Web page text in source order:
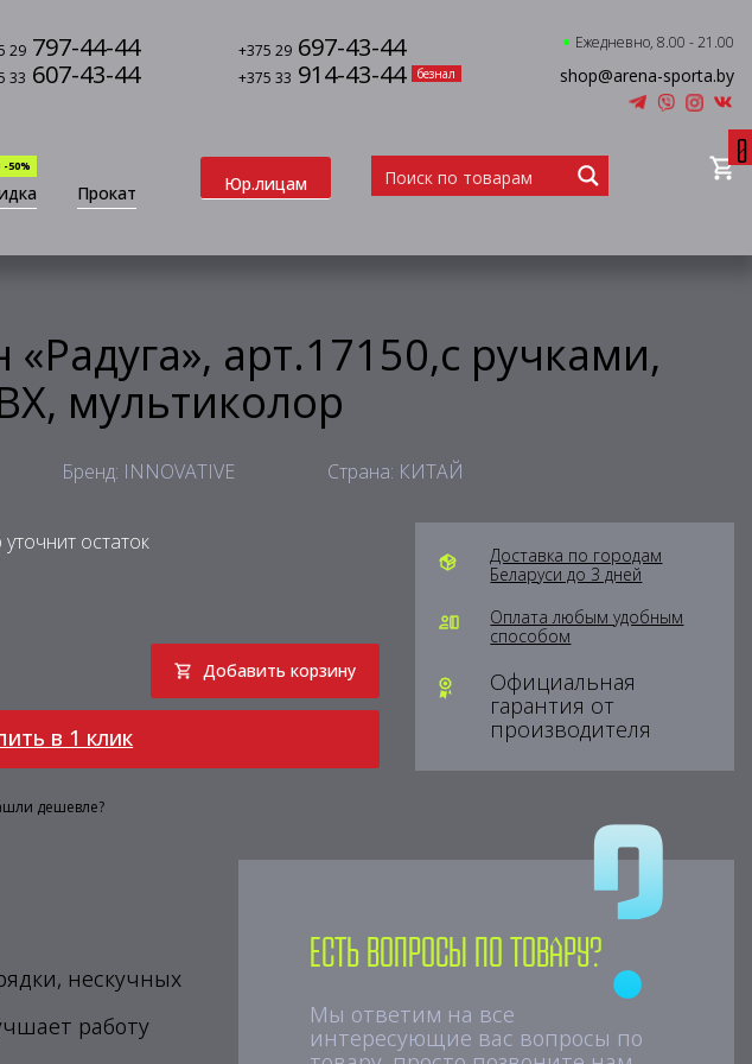
29 797-44-44 +375 29 697-43-44
33 607-43-44 +375 33 914-43-44 безнал
Ежедневно, 8.00 - 21.00
shop@arena-sporta.by
50%
Прокат Юр.лицам
0
арт.17150,с ручками,
мультиколор
Бренд: INNOVATIVE Страна: КИТАЙ
остаток
Добавить корзину
в 1 клик
дешевле?
Доставка по городам
Беларуси до 3 дней
Оплата любым удобным
способом
Официальная
гарантия от
производителя
нескучных
работу
Есть вопросы по товару?
Мы ответим на все
интересующие вас вопросы по